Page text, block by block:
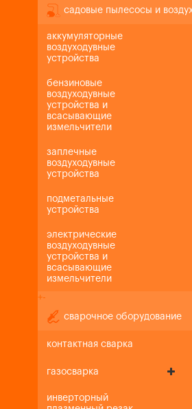
садовые пылесосы и
аккумуляторные
воздуходувные
устройства
бензиновые
воздуходувные
устройства и
всасывающие
измельчители
заплечные
воздуходувные
устройства
подметальные
устройства
электрические
воздуходувные
устройства и
всасывающие
измельчители
+-
сварочное оборудование
контактная сварка
газосварка
инверторный